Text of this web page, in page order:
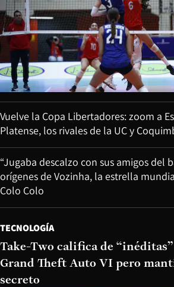
Vuelve la Copa Libertadores: zoom a
Platense, los rivales de la UC y
“Jugaba descalzo con sus amigos del
orígenes de Vozinha, la estrella
Colo Colo
TECNOLOGÍA
Take-Two califica de
Grand Theft Auto VI pero
secreto